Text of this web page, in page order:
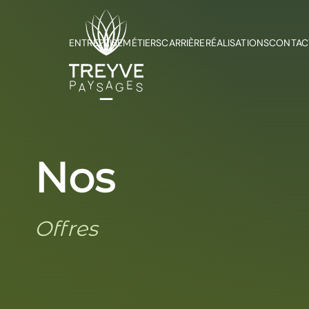
ENTREPRISEMÉTIERSCARRIÈRERÉALISATIONS
Nos
Offres